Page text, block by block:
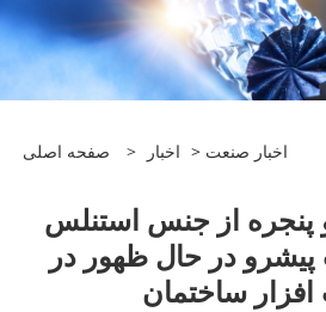
صفحه اصلی > اخبار > اخبار صنعت
پنجره از جنس استنلس
پیشرو در حال ظهور در
ساختمان